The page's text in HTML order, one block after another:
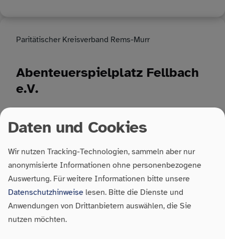
Paritätischer Kreisverband Rems-Murr
Abenteuerspielplatz Fellbach
e.V.
Paritätischer Kreisverband Stuttgart
Abenteuerspielplatz Vaihingen
e.V.
Daten und Cookies
Wir nutzen Tracking-Technologien, sammeln aber nur
anonymisierte Informationen ohne personenbezogene
Auswertung. Für weitere Informationen bitte unsere
Datenschutzhinweise lesen. Bitte die Dienste und
Anwendungen von Drittanbietern auswählen, die Sie
nutzen möchten.